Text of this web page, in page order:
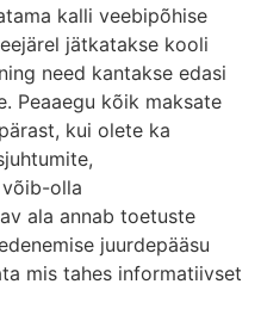
kalli veebipõhise
jätkatakse kooli
need kantakse edasi
Peaaegu kõik maksate
kui olete ka
olla
ala annab toetuste
juurdepääsu
mis tahes informatiivset